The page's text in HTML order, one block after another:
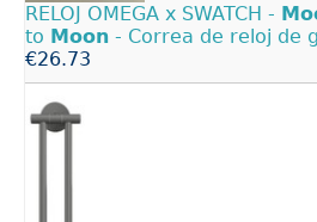
RELOJ OMEGA x SWATCH -
to Moon - Correa de reloj de
€26.73